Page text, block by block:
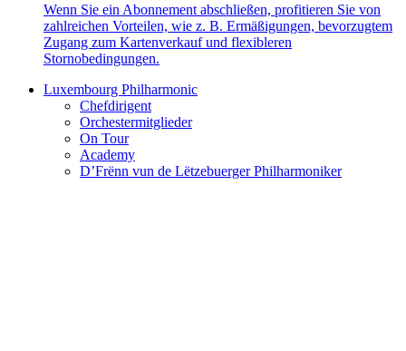
Wenn Sie ein Abonnement abschließen, profitieren Sie von
zahlreichen Vorteilen, wie z. B. Ermäßigungen, bevorzugtem
Zugang zum Kartenverkauf und flexibleren
Stornobedingungen.
Luxembourg Philharmonic
Chefdirigent
Orchestermitglieder
On Tour
Academy
D’Frënn vun de Lëtzebuerger Philharmoniker